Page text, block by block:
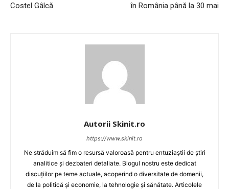
Costel Gâlcă
în România până la 30 mai
Autorii Skinit.ro
https://www.skinit.ro
Ne străduim să fim o resursă valoroasă pentru entuziaștii de știri
analitice și dezbateri detaliate. Blogul nostru este dedicat
discuțiilor pe teme actuale, acoperind o diversitate de domenii,
de la politică și economie, la tehnologie și sănătate. Articolele